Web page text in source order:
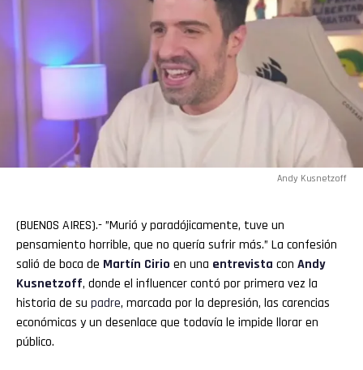
Andy Kusnetzoff
(BUENOS AIRES).- ”Murió y paradójicamente, tuve un
pensamiento horrible, que no quería sufrir más.” La confesión
salió de boca de Martín Cirio en una entrevista con Andy
Kusnetzoff, donde el influencer contó por primera vez la
historia de su padre, marcada por la depresión, las carencias
económicas y un desenlace que todavía le impide llorar en
público.